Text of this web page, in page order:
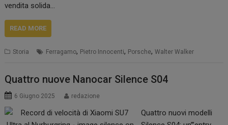
vendita solida…
READ MORE
Storia Ferragamo, Pietro Innocenti, Porsche,Walter Walker
Quattro nuove Nanocar Silence S04
6 Giugno 2025 redazione
Quattro nuovi modelli